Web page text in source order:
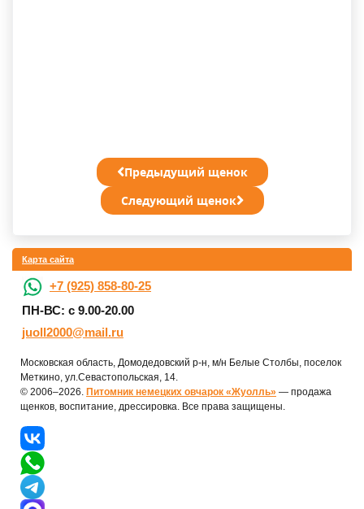
Предыдущий щенок
Следующий щенок
Карта сайта
+7 (925) 858-80-25
ПН-ВС: с 9.00-20.00
juoll2000@mail.ru
Московская область, Домодедовский р-н, м/н Белые Столбы, поселок
Меткино, ул.Севастопольская, 14.
© 2006–2026. Питомник немецких овчарок «Жуолль» — продажа
щенков, воспитание, дрессировка. Все права защищены.